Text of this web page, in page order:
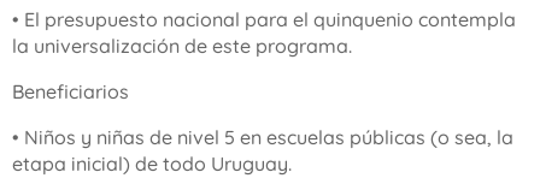
• El presupuesto nacional para el quinquenio contempla
la universalización de este programa.
Beneficiarios
• Niños y niñas de nivel 5 en escuelas públicas (o sea, la
etapa inicial) de todo Uruguay.